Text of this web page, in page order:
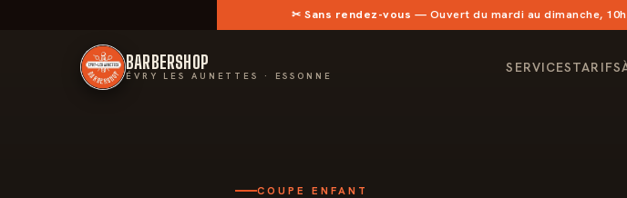
✂︎Sans rendez-vous — Ouvert du mardi au dimanche,
BARBERSHOP
ÉVRY LES AUNETTES · ESSONNE
SERVICESTARIFS
COUPE ENFANT